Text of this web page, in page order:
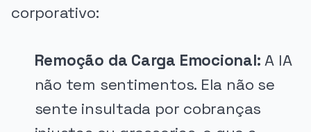
corporativo:
Remoção da Carga Emocional: A IA
não tem sentimentos. Ela não se
sente insultada por cobranças